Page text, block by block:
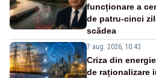
funcționare a
de patru-cinci
scădea
7 aug. 2026, 10:43
Criza din
de raționalizare